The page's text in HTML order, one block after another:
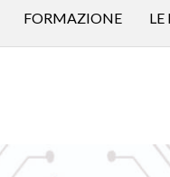
FORMAZIONE LE